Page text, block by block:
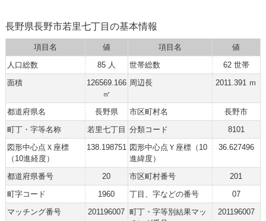
長野県長野市若里七丁目の基本情報
項目名 値 項目名
値
人口総数
85 人 世帯総数
62 世帯
面積
126569.166
㎡
周辺長 2011.391 ｍ
都道府県名 長野県 市区町村名
長野市
町丁・字等名称
若里七丁目 分類コード
8101
図形中心点Ｘ座標
（10進経度）
138.198751 図形中心点Ｙ座標（10
進緯度）
36.627496
都道府県番号 20 市区町村番号
201
町字コード
1960 丁目、字などの番号
07
マッチング番号
201196007 町丁・字等別結果マッ
201196007